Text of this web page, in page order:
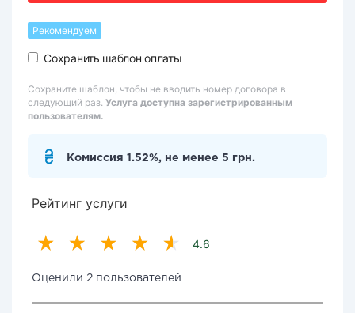
Рекомендуем
Сохранить шаблон оплаты
Сохраните шаблон, чтобы не вводить номер договора в
следующий раз. Услуга доступна зарегистрированным
пользователям.
Комиссия 1.52%, не менее 5 грн.
Рейтинг услуги
4.6
Оценили 2 пользователей